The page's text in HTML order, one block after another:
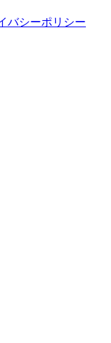
バシーポリシー